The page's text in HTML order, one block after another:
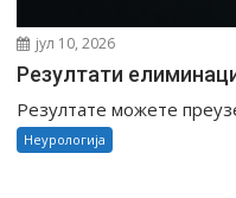
јул 10, 2026
Резултати
Резултате можете
Неурологија